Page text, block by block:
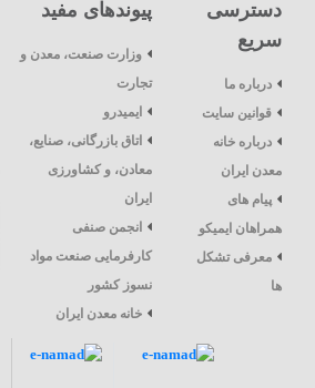
دسترسی
سریع
درباره ما
قوانین سایت
درباره خانه
معدن ایران
پیام های
همراهان ایمیکو
معرفی تشکل
ها
پیوندهای مفید
وزارت صنعت، معدن و
تجارت
ایمیدرو
اتاق بازرگانی، صنایع،
معادن، و کشاورزی
ایران
انجمن صنفی
کارفرمایی صنعت مواد
نسوز کشور
خانه معدن ایران